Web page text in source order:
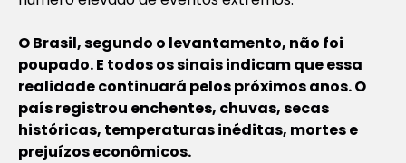
O Brasil, segundo o levantamento, não foi
poupado. E todos os sinais indicam que essa
realidade continuará pelos próximos anos. O
país registrou enchentes, chuvas, secas
históricas, temperaturas inéditas, mortes e
prejuízos econômicos.